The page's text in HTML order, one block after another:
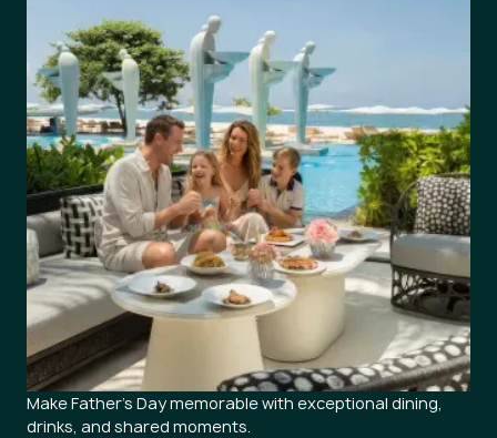
Make Father’s Day memorable with exceptional dining,
drinks, and shared moments.